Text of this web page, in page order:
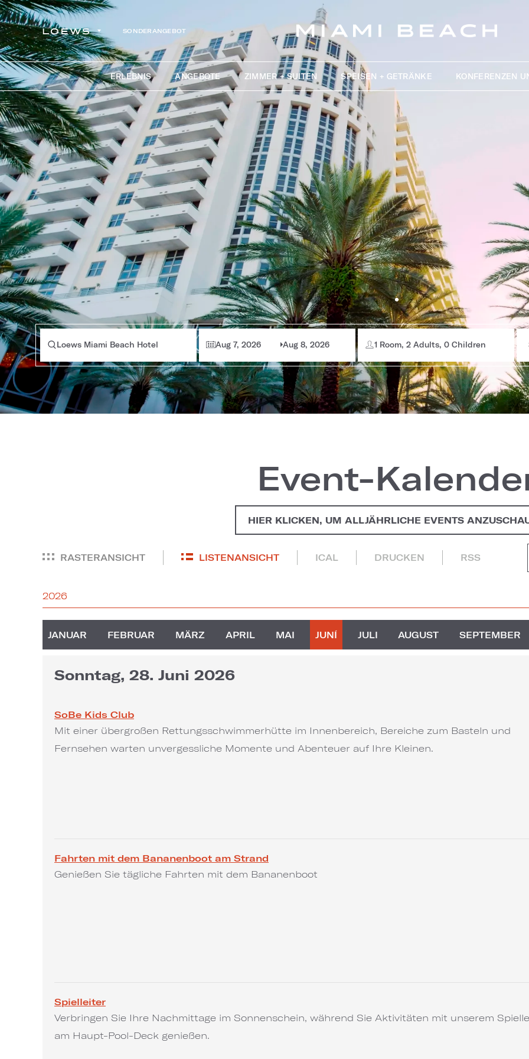
SONDERANGEBOT
ERLEBNIS ANGEBOTE ZIMMER + SUITEN SPEISEN + GETRÄNKE KONFERENZEN
Loews Miami Beach Hotel Aug 7, 2026 Aug 8, 2026 1 Room, 2 Adults, 0 Children
Event-
HIER KLICKEN, UM ALLJÄHRLICHE EVENTS
RASTERANSICHT LISTENANSICHT ICAL DRUCKEN RSS
2026
2026
JANUAR FEBRUAR MÄRZ APRIL MAI JUNÍ JULI AUGUST SEPTEMBER
Sonntag, 28. Juni 2026
SoBe Kids Club
Mit einer übergroßen Rettungsschwimmerhütte im Innenbereich, Bereiche zum Basteln und
Fernsehen warten unvergessliche Momente und Abenteuer auf Ihre Kleinen.
Fahrten mit dem Bananenboot am Strand
Genießen Sie tägliche Fahrten mit dem Bananenboot
Spielleiter
Verbringen Sie Ihre Nachmittage im Sonnenschein, während Sie Aktivitäten mit unserem
am Haupt-Pool-Deck genießen.